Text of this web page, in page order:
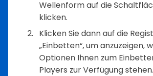
Wellenform auf die
klicken.
Klicken Sie dann auf die
„Einbetten“, um anzuzeigen,
Optionen Ihnen zum
Players zur Verfügung stehen.